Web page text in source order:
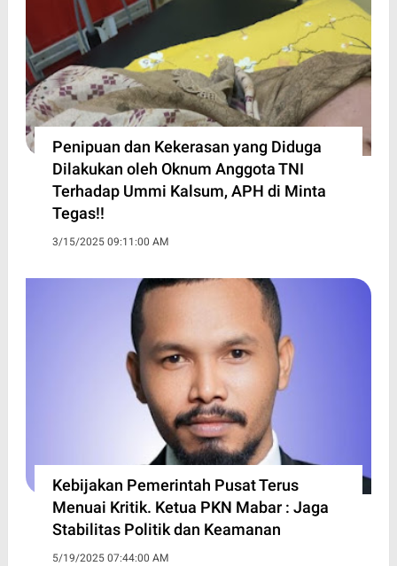
Penipuan dan Kekerasan yang Diduga
Dilakukan oleh Oknum Anggota TNI
Terhadap Ummi Kalsum, APH di Minta
Tegas!!
3/15/2025 09:11:00 AM
Kebijakan Pemerintah Pusat Terus
Menuai Kritik. Ketua PKN Mabar : Jaga
Stabilitas Politik dan Keamanan
5/19/2025 07:44:00 AM